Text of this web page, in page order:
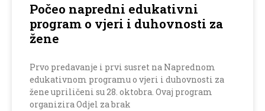
Počeo napredni edukativni
program o vjeri i duhovnosti za
žene
Prvo predavanje i prvi susret na Naprednom
edukativnom programu o vjeri i duhovnosti za
žene upriličeni su 28. oktobra. Ovaj program
organizira Odjel za brak